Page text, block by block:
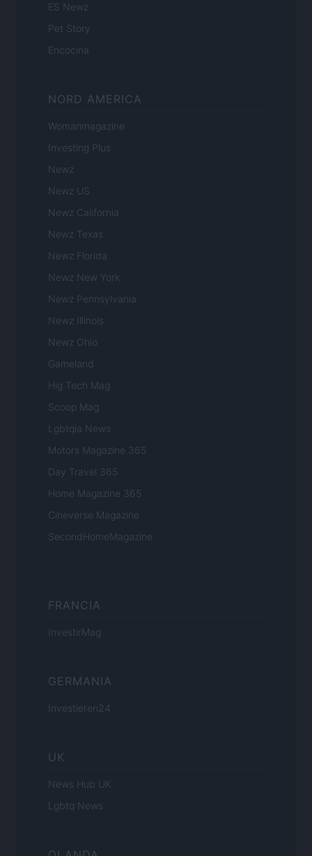
ES Newz
Pet Story
Encocina
NORD AMERICA
Womanmagazine
Investing Plus
Newz
Newz US
Newz California
Newz Texas
Newz Florida
Newz New York
Newz Pennsylvania
Newz Illinois
Newz Ohio
Gameland
Hig Tech Mag
Scoop Mag
Lgbtqia News
Motors Magazine 365
Day Travel 365
Home Magazine 365
Cineverse Magazine
SecondHomeMagazine
FRANCIA
InvestirMag
GERMANIA
Investieren24
UK
News Hub UK
Lgbtq News